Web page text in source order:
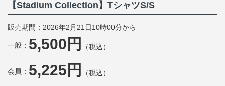
【Stadium Collection】TシャツS/S
販売期間：2026年2月21日10時00分から
一般： 5,500円 （税込）
会員： 5,225円 （税込）